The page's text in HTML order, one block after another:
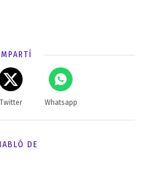
Twitter Whatsapp
DE